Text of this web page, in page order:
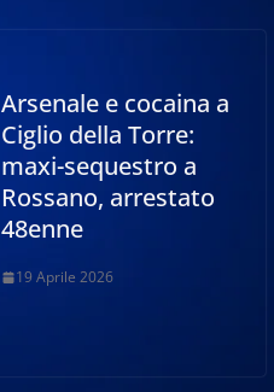
Arsenale e cocaina a
Ciglio della Torre:
maxi-sequestro a
Rossano, arrestato
48enne
19 Aprile 2026